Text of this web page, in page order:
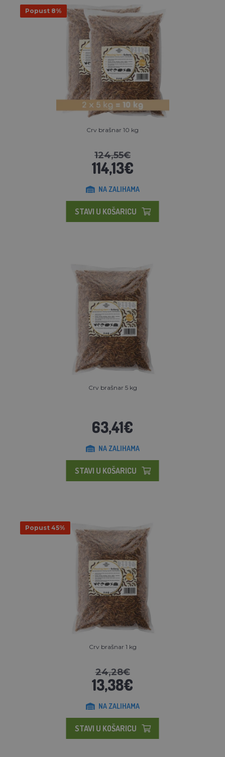
Popust 8%
Crv brašnar 10 kg
124,55€
114,13€
NA ZALIHAMA
STAVI U KOŠARICU
Crv brašnar 5 kg
63,41€
NA ZALIHAMA
STAVI U KOŠARICU
Popust 45%
Crv brašnar 1 kg
24,28€
13,38€
NA ZALIHAMA
STAVI U KOŠARICU